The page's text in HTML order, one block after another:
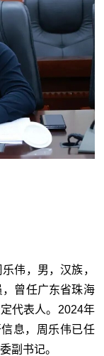
伟，男，汉族，
曾任广东省珠海
代表人。2024年
息，周乐伟已任
副书记。